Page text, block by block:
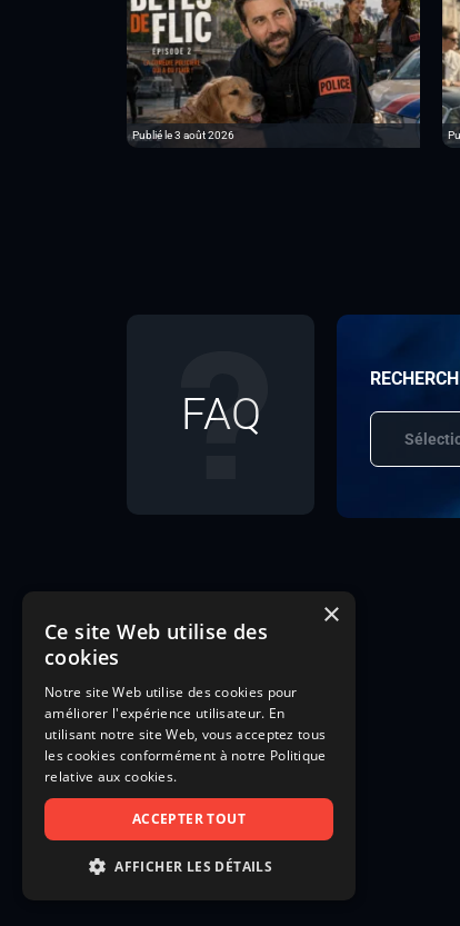
Publié le 3 août 2026
FAQ
×
Ce site Web utilise des
cookies
Notre site Web utilise des cookies pour
améliorer l'expérience utilisateur. En
utilisant notre site Web, vous acceptez tous
les cookies conformément à notre Politique
relative aux cookies.
ACCEPTER TOUT
AFFICHER LES DÉTAILS